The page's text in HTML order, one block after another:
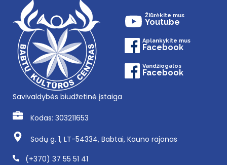
Žiūrėkite mus
Youtube
Aplankykite mus
Facebook
Vandžiogalos
Facebook
Savivaldybės biudžetinė įstaiga
Kodas: 303211653
Sodų g. 1, LT-54334, Babtai, Kauno rajonas
(+370) 37 55 51 41